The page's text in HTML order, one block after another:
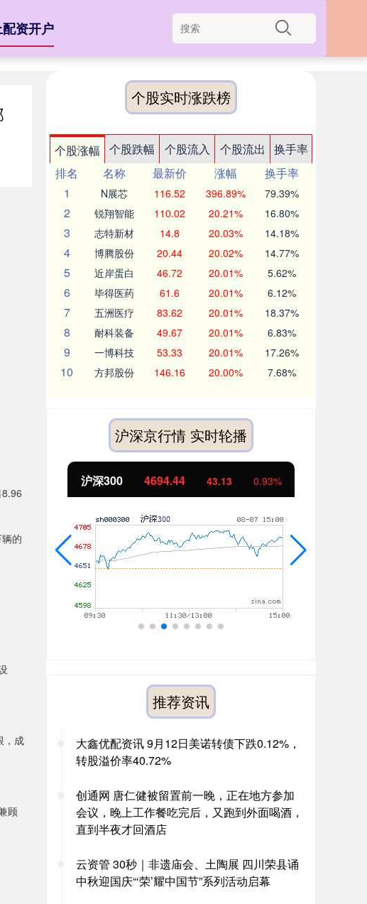
资开户
的
，成
顾
个股实时涨跌榜
个股涨幅 个股跌幅 个股流入 个股流出
换手率
排名
名称 最新价 涨幅
换手率
1
N展芯 116.52 396.89% 79.39%
2 锐翔智能 110.02 20.21% 16.80%
3 志特新材 14.8 20.03% 14.18%
4 博腾股份 20.44 20.02% 14.77%
5 近岸蛋白 46.72 20.01% 5.62%
6 毕得医药 61.6 20.01% 6.12%
7 五洲医疗 83.62 20.01% 18.37%
8 耐科装备 49.67 20.01% 6.83%
9 一博科技 53.33 20.01% 17.26%
10 方邦股份 146.16 20.00% 7.68%
沪深京行情 实时轮播
北证50 1134.24 11.37 1.01%
推荐资讯
大鑫优配资讯 9月12日美诺转债下跌0.12%，
转股溢价率40.72%
创通网 唐仁健被留置前一晚，正在地方参加
会议，晚上工作餐吃完后，又跑到外面喝酒，
直到半夜才回酒店
云资管 30秒｜非遗庙会、土陶展 四川荣县诵
中秋迎国庆“‘荣’耀中国节”系列活动启幕